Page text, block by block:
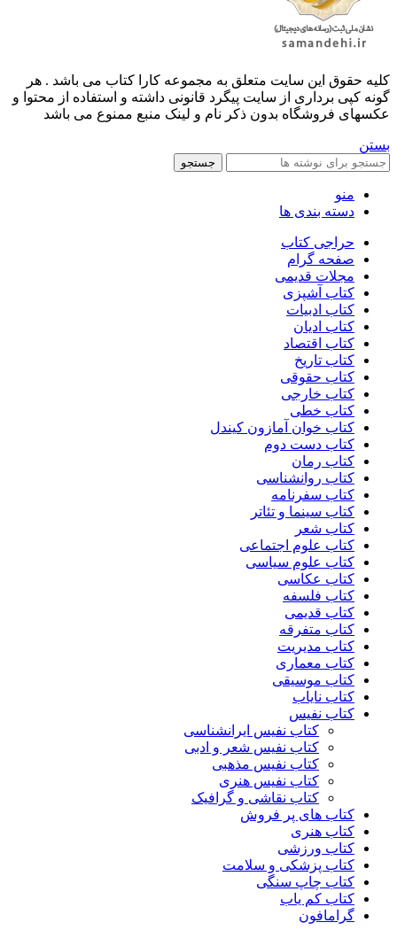
کليه حقوق اين سايت متعلق به مجموعه کارا کتاب می باشد . هر
گونه کپی برداری از سایت پیگرد قانونی داشته و استفاده از محتوا و
عکسهای فروشگاه بدون ذکر نام و لینک منبع ممنوع می باشد
بستن
جستجو
منو
دسته بندی ها
حراجی کتاب
صفحه گرام
مجلات قدیمی
کتاب آشپزی
کتاب ادبیات
کتاب ادیان
کتاب اقتصاد
کتاب تاریخ
کتاب حقوقی
کتاب خارجی
کتاب خطی
کتاب خوان آمازون کیندل
کتاب دست دوم
کتاب رمان
کتاب روانشناسی
کتاب سفرنامه
کتاب سینما و تئاتر
کتاب شعر
کتاب علوم اجتماعی
کتاب علوم سیاسی
کتاب عکاسی
کتاب فلسفه
کتاب قدیمی
کتاب متفرقه
کتاب مدیریت
کتاب معماری
کتاب موسیقی
کتاب نایاب
کتاب نفیس
کتاب نفیس ایرانشناسی
کتاب نفیس شعر و ادبی
کتاب نفیس مذهبی
کتاب نفیس هنری
کتاب نقاشی و گرافیک
کتاب های پر فروش
کتاب هنری
کتاب ورزشی
کتاب پزشکی و سلامت
کتاب چاپ سنگی
کتاب کم یاب
گرامافون